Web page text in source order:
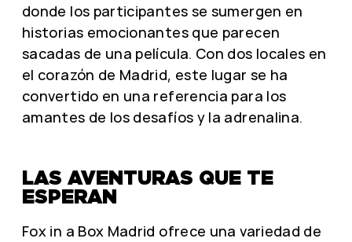
donde los participantes se sumergen en
historias emocionantes que parecen
sacadas de una película. Con dos locales en
el corazón de Madrid, este lugar se ha
convertido en una referencia para los
amantes de los desafíos y la adrenalina.
LAS AVENTURAS QUE TE
ESPERAN
Fox in a Box Madrid ofrece una variedad de